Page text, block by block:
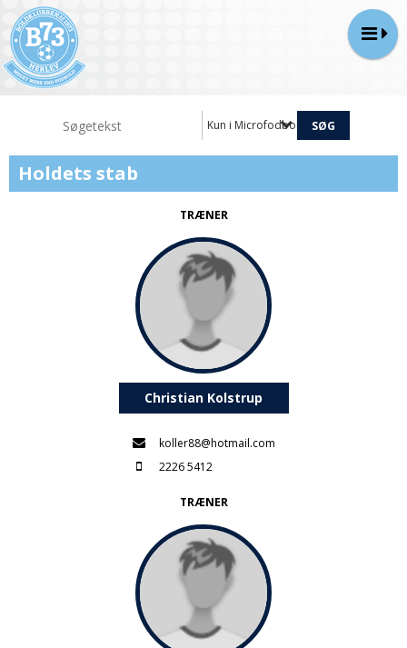
Kun i Microfodbold 2017-2021 (U6-
Holdets stab
TRÆNER
Christian Kolstrup
koller88@hotmail.com
2226 5412
TRÆNER